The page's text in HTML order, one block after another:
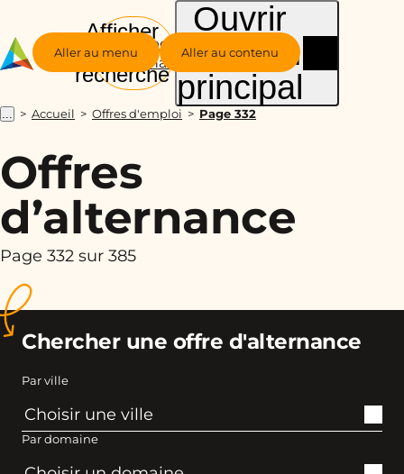
Aller au menu Aller au contenu
Groupe
Alternance
Afficher
la
recherche
Ouvrir
le menu
principal
... Accueil Offres d'emploi Page 332
Offres
d’alternance
Page 332 sur 385
Chercher une offre d'alternance
Par ville
Par domaine